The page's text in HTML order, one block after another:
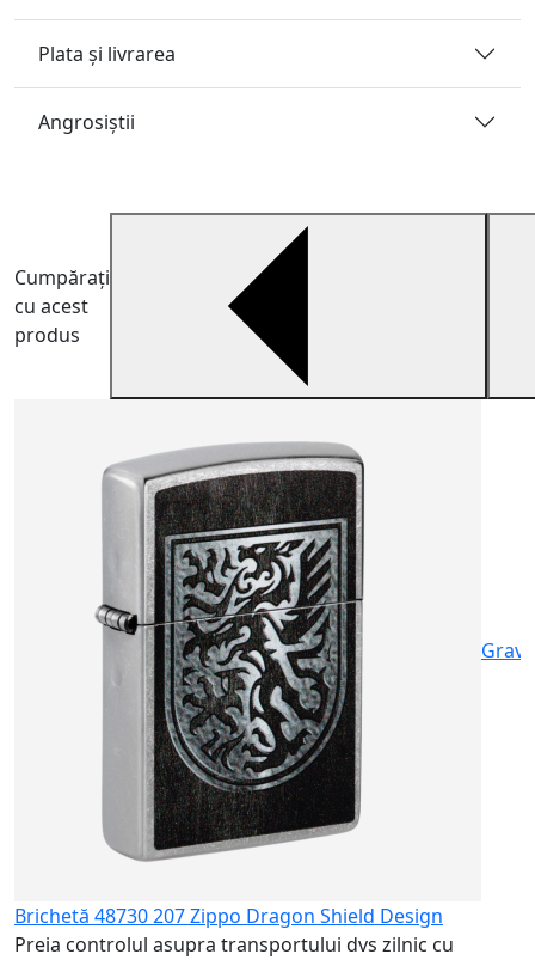
Plata și livrarea
Angrosiştii
Cumpărați
cu acest
produs
Brichetă 48730 207 Zippo Dragon Shield Design
Preia controlul asupra transportului dvs zilnic cu